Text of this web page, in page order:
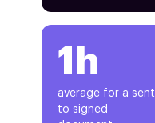
1h
average for a sent
to signed